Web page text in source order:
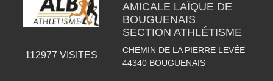
112977 VISITES
AMICALE LAÏQUE DE
BOUGUENAIS
SECTION ATHLÉTISME
CHEMIN DE LA PIERRE LEVÉE
44340 BOUGUENAIS